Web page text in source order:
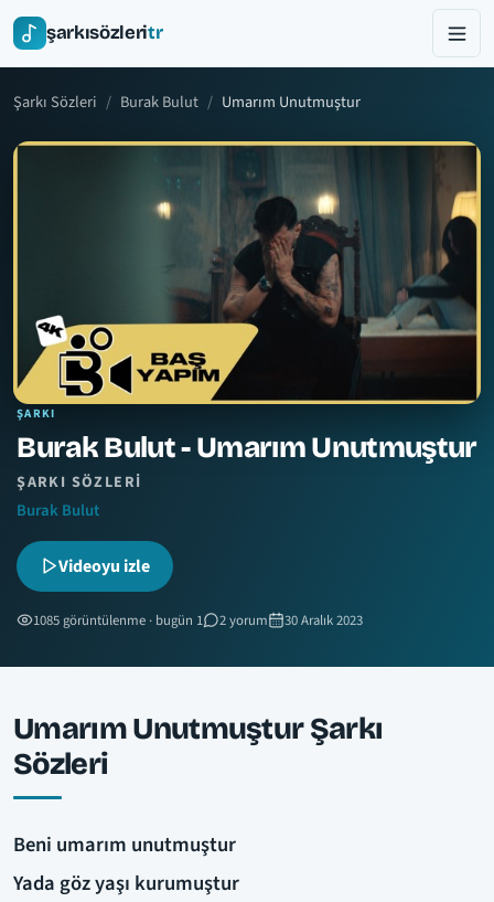
şarkısözleritr
Şarkı Sözleri Burak Bulut Umarım Unutmuştur
ŞARKI
Burak Bulut - Umarım Unutmuştur
ŞARKI SÖZLERI
Burak Bulut
Videoyu izle
1085 görüntülenme · bugün 1 2 yorum 30 Aralık 2023
Umarım Unutmuştur Şarkı
Sözleri
Beni umarım unutmuştur
Yada göz yaşı kurumuştur